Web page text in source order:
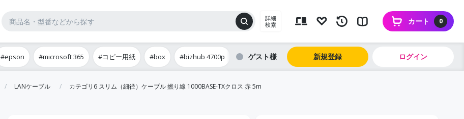
詳細
検索
0
カート
#epson #microsoft 365 #コピー用紙 #box #bizhub 4700p ゲスト 新規登録 ログイン
LANケーブル カテゴリ6 スリム（細径）ケーブル 撚り線 1000BASE-TXクロス 赤 5m